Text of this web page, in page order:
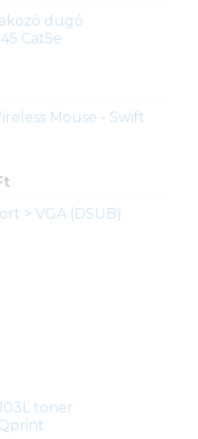
dugó
Cat5e
Mouse - Swift
Current
is:> VGA (DSUB)
toner